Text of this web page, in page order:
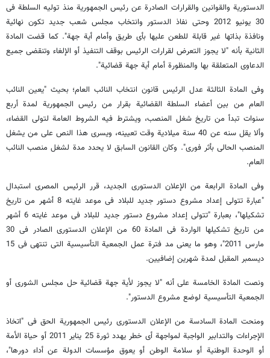
الدستوریة والقوانین والقرارات الصادرة عن رئیس الجمهوریة منذ تولیه السلطة فی
30 یونیو 2012 وحتى نفاذ الدستور وانتخاب مجلس شعب جدید تکون نهائیة
ونافذة بذاتها غیر قابلة للطعن علیها بأی طریق وأمام أیة جهة". کما قضت المادة
الثانیة بأنه "لا یجوز التعرض لقرارات الرئیس بوقف التنفیذ أو الإلغاء وتنقضی جمیع
الدعاوى المتعلقة بها والمنظورة أمام أیة جهة قضائیة".
وفی المادة الثالثة عدل الرئیس قانون انتخاب النائب العام؛ بحیث "یعین النائب
العام من بین أعضاء السلطة القضائیة بقرار من رئیس الجمهوریة لمدة أربع
سنوات تبدأ من تاریخ شغل المنصب، ویشترط فیه الشروط العامة لتولی القضاء،
وألا یقل سنه عن 40 سنة میلادیة وقت تعیینه، ویسری هذا النص على من یشغل
المنصب الحالی بأثر فوری". وکان القانون السابق لا یحدد مدة لشغل منصب النائب
العام.
وفی المادة الرابعة من الإعلان الدستوری الجدید، قرر الرئیس المصری استبدال
"عبارة تتولى إعداد مشروع دستور جدید للبلاد فی موعد غایته 8 أشهر من تاریخ
تشکیلها"، بعبارة "تتولى إعداد مشروع دستور جدید للبلاد فی موعد غایته 6 أشهر
من تاریخ تشکیلها الواردة فی المادة 60 من الإعلان الدستوری الصادر فی 30
مارس 2011"، وهو ما یعنی مد فترة عمل الجمعیة التأسیسیة التی تنتهی فی 15
دیسمبر المقبل لمدة شهرین إضافیین.
ونصت المادة الخامسة على أنه "لا یجوز لأیة جهة قضائیة حل مجلس الشورى أو
الجمعیة التأسیسیة لوضع مشروع الدستور".
ومنحت المادة السادسة من الإعلان الدستوری رئیس الجمهوریة الحق فی "اتخاذ
الإجراءات والتدابیر الواجبة لمواجهة أی خطر یهدد ثورة 25 ینایر 2011 أو حیاة الأمة
أو الوحدة الوطنیة أو سلامة الوطن أو یعوق مؤسسات الدولة عن أداء دورها"،